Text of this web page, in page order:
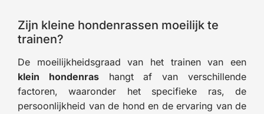
Zijn kleine hondenrassen moeilijk te
trainen?
De moeilijkheidsgraad van het trainen van een
klein hondenrashangt af van verschillende
factoren, waaronder het specifieke ras, de
persoonlijkheid van de hond en de ervaring van de